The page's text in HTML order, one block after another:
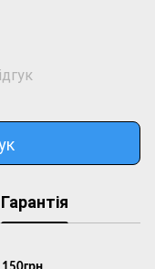
Гарантія